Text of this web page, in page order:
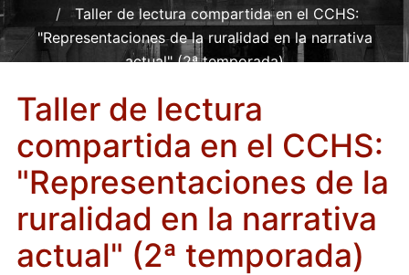
Taller de lectura compartida en el CCHS:
"Representaciones de la ruralidad en la narrativa
actual" (2ª temporada)
Taller de lectura
compartida en el CCHS:
"Representaciones de la
ruralidad en la narrativa
actual" (2ª temporada)